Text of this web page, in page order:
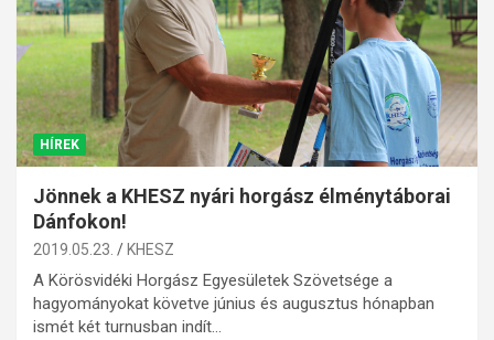
HÍREK
Jönnek a KHESZ nyári horgász élménytáborai
Dánfokon!
2019.05.23. KHESZ
A Körösvidéki Horgász Egyesületek Szövetsége a
hagyományokat követve június és augusztus hónapban
ismét két turnusban indít…